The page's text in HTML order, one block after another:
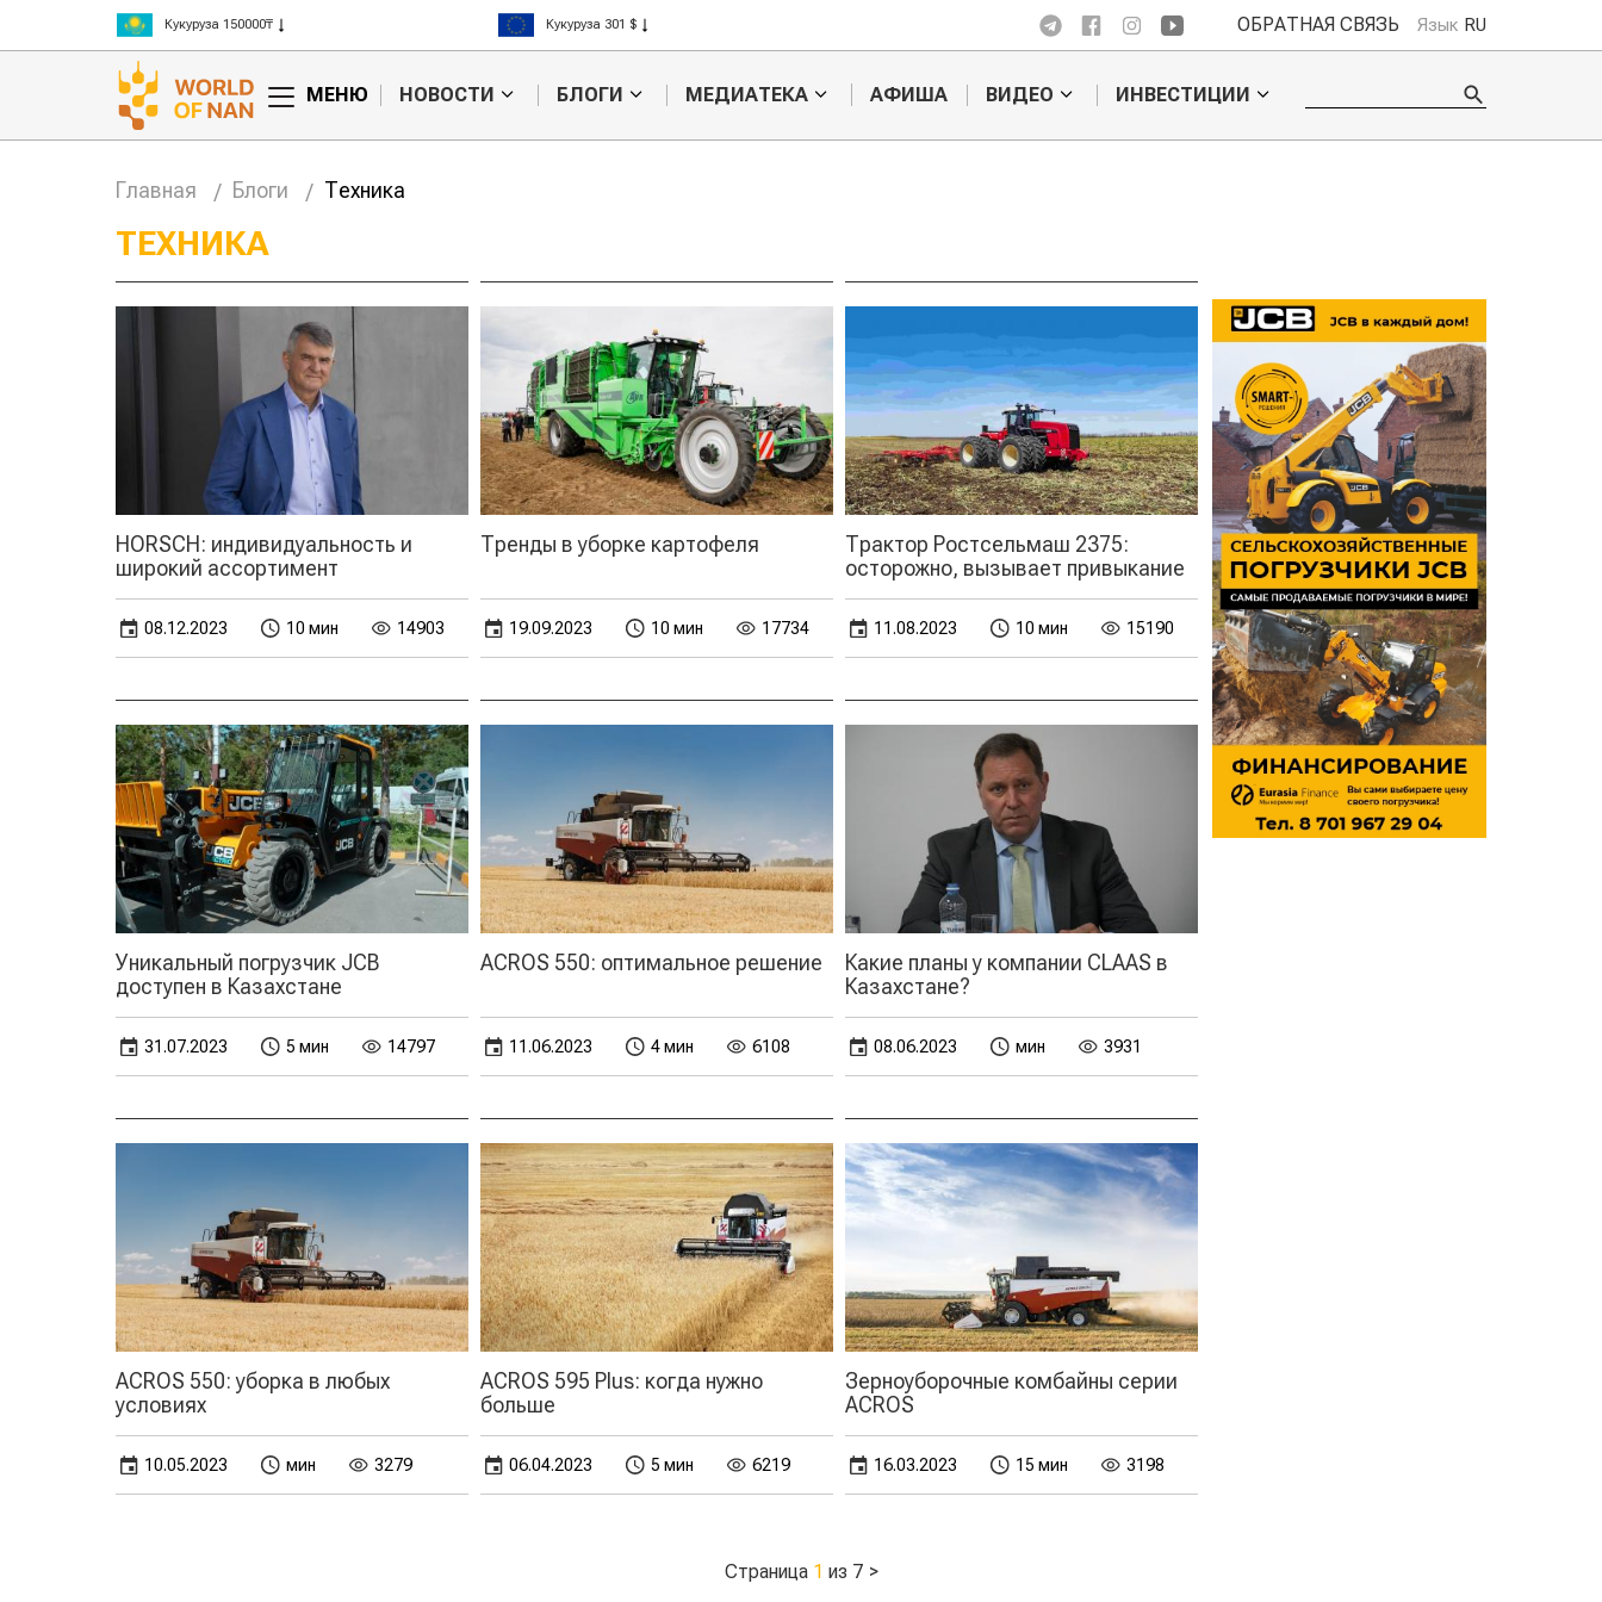
Кукуруза 150000₸
Рис 300000₸
Пшеница 3 класс 125000₸
Кукуруза 301 $
Рис 408 $
ОБРАТНАЯ СВЯЗЬ Язык RU
МЕНЮ НОВОСТИ БЛОГИ МЕДИАТЕКА АФИША ВИДЕО ИНВЕСТИЦИИ
Главная Блоги Техника
ТЕХНИКА
HORSCH: индивидуальность и
широкий ассортимент
08.12.2023 10 мин 14903
Тренды в уборке картофеля
19.09.2023 10 мин 17734
Трактор Ростсельмаш 2375:
осторожно, вызывает привыкание
11.08.2023 10 мин 15190
Уникальный погрузчик JCB
доступен в Казахстане
31.07.2023 5 мин 14797
ACROS 550: оптимальное решение
11.06.2023 4 мин 6108
Какие планы у компании CLAAS в
Казахстане?
08.06.2023 мин 3931
ACROS 550: уборка в любых
условиях
10.05.2023 мин 3279
ACROS 595 Plus: когда нужно
больше
06.04.2023 5 мин 6219
Зерноуборочные комбайны серии
ACROS
16.03.2023 15 мин 3198
Страница 1 из 7 >